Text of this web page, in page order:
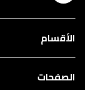
الأقسام
الصفحات